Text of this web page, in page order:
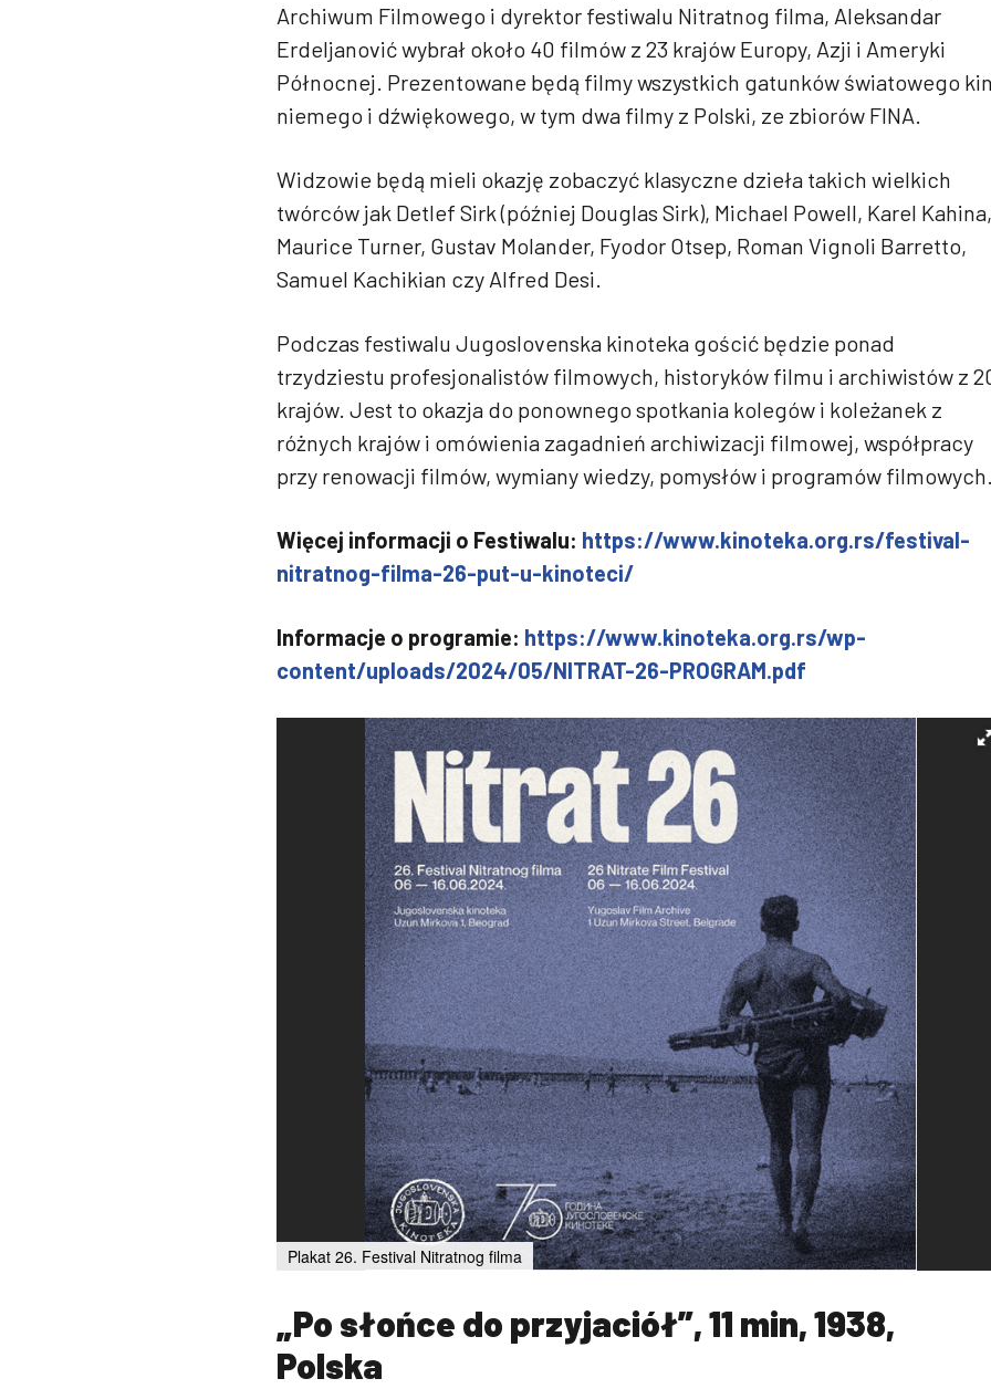
Archiwum Filmowego i dyrektor festiwalu Nitratnog filma, Aleksandar
Erdeljanović wybrał około 40 filmów z 23 krajów Europy, Azji i Ameryki
Północnej. Prezentowane będą filmy wszystkich gatunków światowego
niemego i dźwiękowego, w tym dwa filmy z Polski, ze zbiorów FINA.
Widzowie będą mieli okazję zobaczyć klasyczne dzieła takich wielkich
twórców jak Detlef Sirk (później Douglas Sirk), Michael Powell, Karel Kahina,
Maurice Turner, Gustav Molander, Fyodor Otsep, Roman Vignoli Barretto,
Samuel Kachikian czy Alfred Desi.
Podczas festiwalu Jugoslovenska kinoteka gościć będzie ponad
trzydziestu profesjonalistów filmowych, historyków filmu i archiwistów z
krajów. Jest to okazja do ponownego spotkania kolegów i koleżanek z
różnych krajów i omówienia zagadnień archiwizacji filmowej, współpracy
przy renowacji filmów, wymiany wiedzy, pomysłów i programów
Więcej informacji o Festiwalu: https://www.kinoteka.org.rs/festival-
nitratnog-filma-26-put-u-kinoteci/
Informacje o programie: https://www.kinoteka.org.rs/wp-
content/uploads/2024/05/NITRAT-26-PROGRAM.pdf
Plakat 26. Festival Nitratnog filma
„Po słońce do przyjaciół”, 11 min, 1938,
Polska